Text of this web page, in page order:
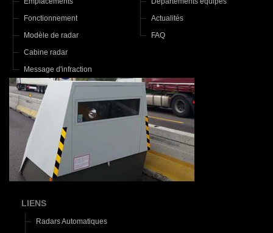
Fonctionnement
Modèle de radar
Cabine radar
Message d'infraction
Actualités
FAQ
LIENS
Radars Automatiques